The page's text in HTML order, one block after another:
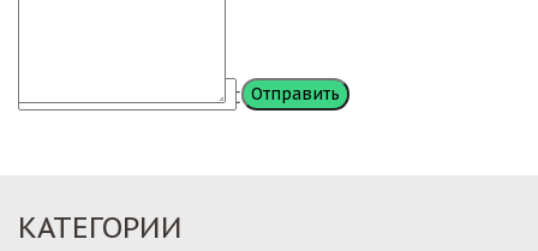
Сообщение
КАТЕГОРИИ